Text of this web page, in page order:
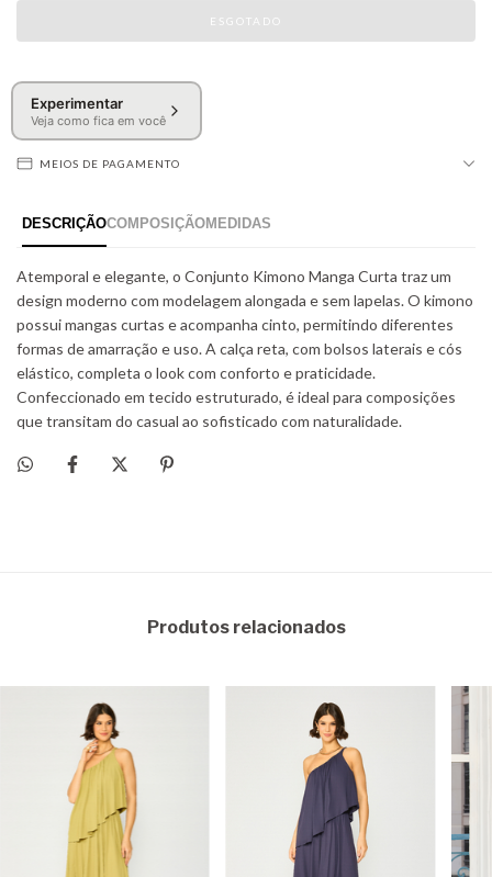
Experimentar
Veja como fica em você
MEIOS DE PAGAMENTO
Produtos relacionados